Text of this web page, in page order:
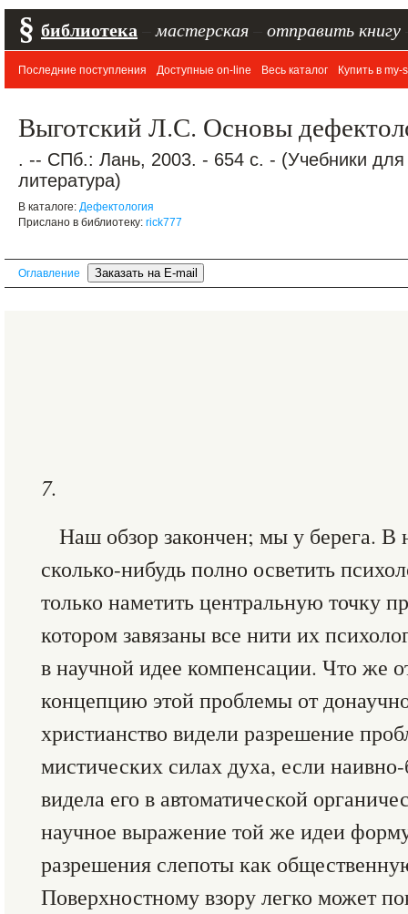
§ библиотека мастерская отправить книгу
Последние поступления Доступные on-line Весь каталог Купить в my-
Выготский Л.С. Основы
. -- СПб.: Лань, 2003. - 654 с. - (Учебники
литература)
В каталоге: Дефектология
Прислано в библиотеку: rick777
Оглавление
7.
Наш обзор закончен; мы у берега. В
сколько-нибудь полно осветить
только наметить центральную точку
котором завязаны все нити их
в научной идее компенсации. Что же
концепцию этой проблемы от
христианство видели разрешение
мистических силах духа, если
видела его в автоматической
научное выражение той же идеи
разрешения слепоты как
Поверхностному взору легко может